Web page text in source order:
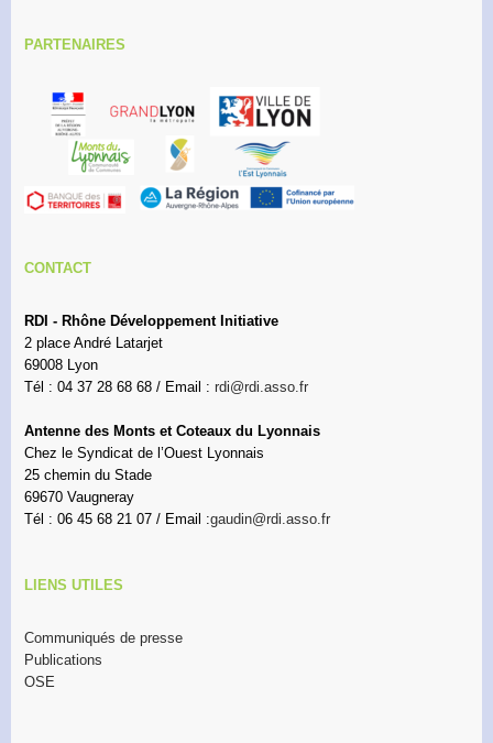
PARTENAIRES
CONTACT
RDI - Rhône Développement Initiative
2 place André Latarjet
69008 Lyon
Tél : 04 37 28 68 68 / Email : rdi@rdi.asso.fr
Antenne des Monts et Coteaux du Lyonnais
Chez le Syndicat de l’Ouest Lyonnais
25 chemin du Stade
69670 Vaugneray
Tél : 06 45 68 21 07 / Email :gaudin@rdi.asso.fr
LIENS UTILES
Communiqués de presse
Publications
OSE